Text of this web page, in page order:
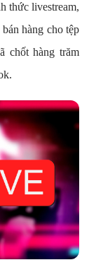
thức livestream,
hàng cho tệp
chốt hàng trăm